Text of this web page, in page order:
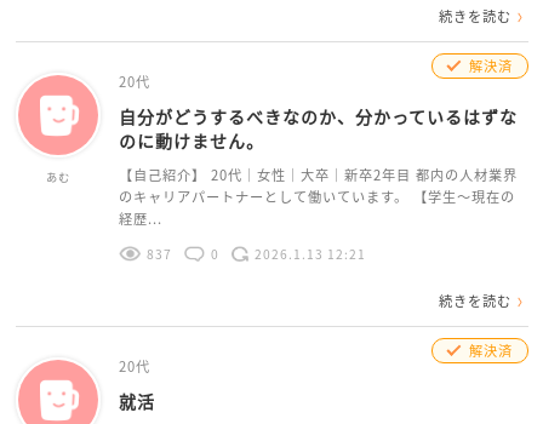
続きを読む
あむ
解決済
20代
自分がどうするべきなのか、分かっているはずな
のに動けません。
【自己紹介】 20代｜女性｜大卒｜新卒2年目 都内の人材業界
のキャリアパートナーとして働いています。 【学生〜現在の
経歴...
837 0 2026.1.13 12:21
続きを読む
解決済
20代
就活